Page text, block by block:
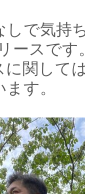
しで気持
ースです
に関して
す。